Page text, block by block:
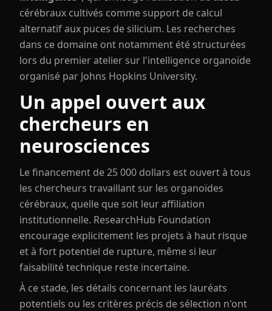
cérébraux cultivés comme support de calcul
alternatif aux puces de silicium. Les recherches
dans ce domaine ont notamment été structurées
lors du premier atelier sur l'intelligence organoïde
organisé par Johns Hopkins University.
Un appel ouvert aux
chercheurs en
neurosciences
Le financement de 25 000 dollars est ouvert à tous
les chercheurs travaillant sur les organoïdes
cérébraux, quelle que soit leur affiliation
institutionnelle. ResearchHub Foundation
encourage explicitement les projets à haut risque
et à fort potentiel de rupture, même si leur
faisabilité technique reste incertaine.
À ce stade, les détails concernant les lauréats
potentiels ou les critères précis de sélection n'ont